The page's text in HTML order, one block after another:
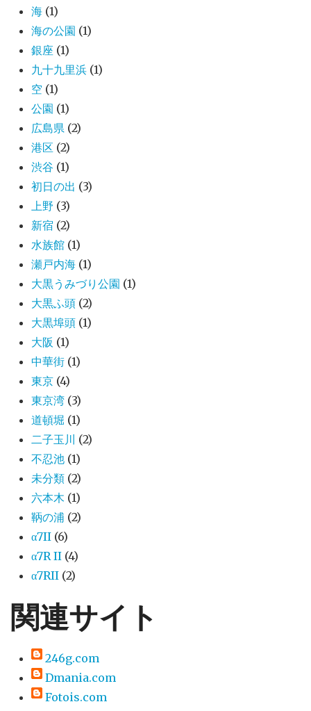
海 (1)
海の公園 (1)
銀座 (1)
九十九里浜 (1)
空 (1)
公園 (1)
広島県 (2)
港区 (2)
渋谷 (1)
初日の出 (3)
上野 (3)
新宿 (2)
水族館 (1)
瀬戸内海 (1)
大黒うみづり公園 (1)
大黒ふ頭 (2)
大黒埠頭 (1)
大阪 (1)
中華街 (1)
東京 (4)
東京湾 (3)
道頓堀 (1)
二子玉川 (2)
不忍池 (1)
未分類 (2)
六本木 (1)
鞆の浦 (2)
α7II (6)
α7R II (4)
α7RII (2)
関連サイト
246g.com
Dmania.com
Fotois.com